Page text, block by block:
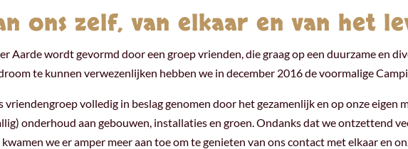
ons zelf, van elkaar en van het
Aarde wordt gevormd door een groep vrienden, die graag op een duurzame en
te kunnen verwezenlijken hebben we in december 2016 de voormalige
vriendengroep volledig in beslag genomen door het gezamenlijk en op onze eigen
onderhoud aan gebouwen, installaties en groen. Ondanks dat we ontzettend
we er amper meer aan toe om te genieten van ons contact met elkaar en